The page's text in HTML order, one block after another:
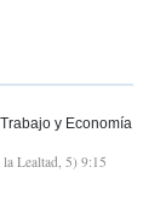
y Economía
Lealtad, 5) 9:15